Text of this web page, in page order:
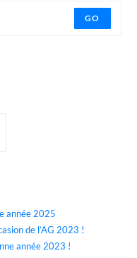
GO
année 2025
de l’AG 2023 !
année 2023 !